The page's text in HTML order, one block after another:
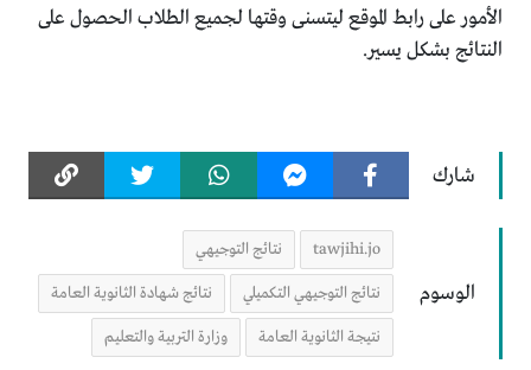
الأمور على رابط الموقع ليتسنى وقتها لجميع الطلاب الحصول على
النتائج بشكل يسير.
شارك
الوسوم
tawjihi.jo نتائج التوجيهي
نتائج التوجيهي التكميلي نتائج شهادة الثانوية العامة
نتيجة الثانوية العامة وزارة التربية والتعليم